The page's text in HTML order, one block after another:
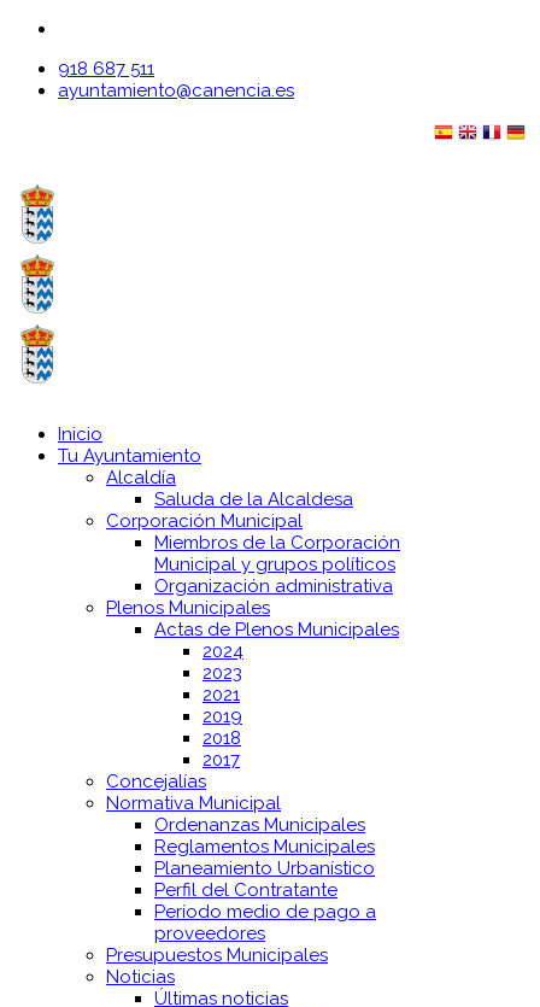
918 687 511
ayuntamiento@canencia.es
Inicio
Tu Ayuntamiento
Alcaldía
Saluda de la Alcaldesa
Corporación Municipal
Miembros de la Corporación
Municipal y grupos políticos
Organización administrativa
Plenos Municipales
Actas de Plenos Municipales
2024
2023
2021
2019
2018
2017
Concejalías
Normativa Municipal
Ordenanzas Municipales
Reglamentos Municipales
Planeamiento Urbanístico
Perfil del Contratante
Período medio de pago a
proveedores
Presupuestos Municipales
Noticias
Últimas noticias